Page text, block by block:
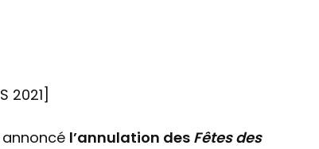
2021]
annoncé l’annulation des Fêtes des